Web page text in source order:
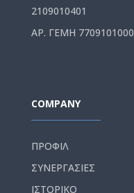
2109010401
ΑΡ. ΓΕΜΗ 7709101000
COMPANY
ΠΡΟΦΙΛ
ΣΥΝΕΡΓΑΣΙΕΣ
ΙΣΤΟΡΙΚΟ